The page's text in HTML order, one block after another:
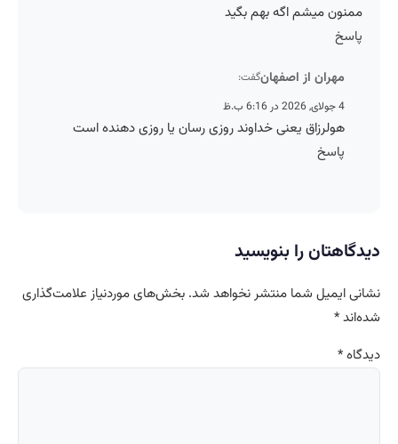
ممنون میشم اگه بهم بگید
پاسخ
مهران از اصفهانگفت:
4 جولای, 2026 در 6:16 ب.ظ
هولرزاق یعنی خداوند روزی رسان یا روزی دهنده است
پاسخ
دیدگاهتان را بنویسید
نشانی ایمیل شما منتشر نخواهد شد. بخش‌های موردنیاز علامت‌گذاری
شده‌اند*
دیدگاه*